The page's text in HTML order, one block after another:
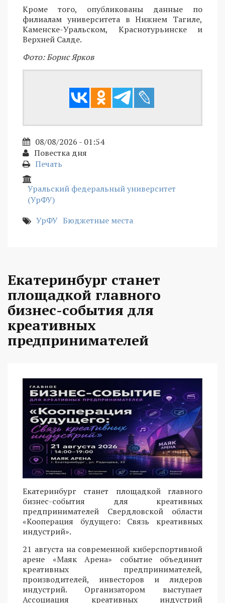
Кроме того, опубликованы данные по
филиалам университета в Нижнем Тагиле,
Каменске-Уральском, Краснотурьинске и
Верхней Салде.
Фото: Борис Ярков
08/08/2026 - 01:54
Повестка дня
Печать
Уральский федеральный университет
(УрФУ)
УрФУ Бюджетные места
Екатеринбург станет
площадкой главного
бизнес-события для
креативных
предпринимателей
Екатеринбург станет площадкой главного
бизнес-события для креативных
предпринимателей Свердловской области
«Кооперация будущего: Связь креативных
индустрий».
21 августа на современной киберспортивной
арене «Маяк Арена» событие объединит
креативных предпринимателей,
производителей, инвесторов и лидеров
индустрий. Организатором выступает
Ассоциация креативных индустрий